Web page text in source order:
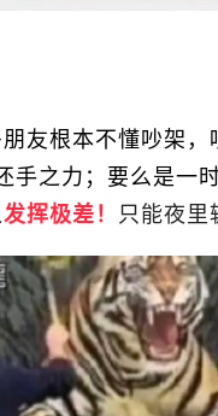
友根本不懂吵架
手之力；要么是一
发挥极差！ 只能夜里